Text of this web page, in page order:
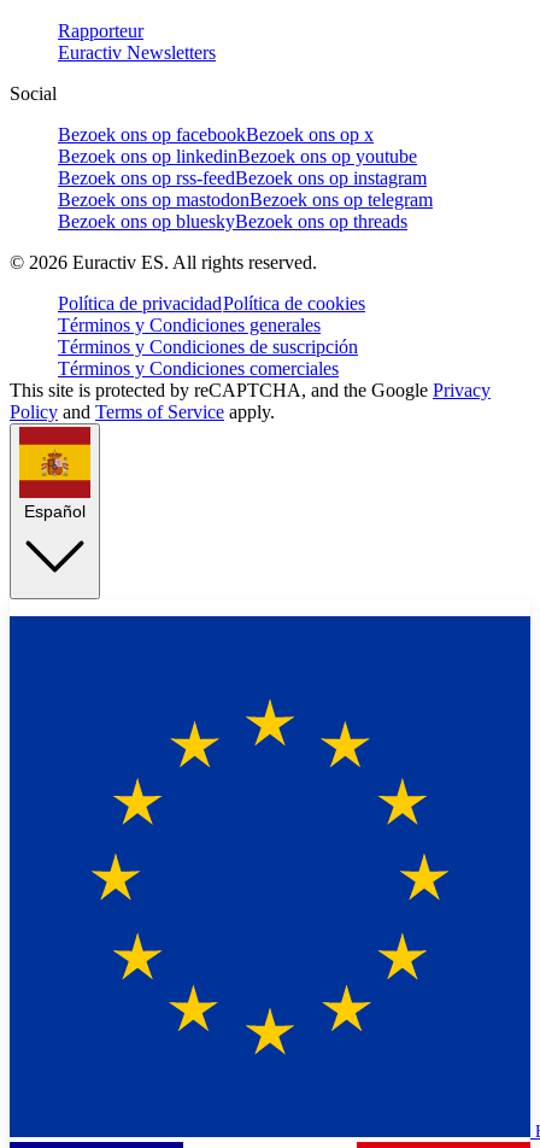
Rapporteur
Euractiv Newsletters
Social
Bezoek ons op facebookBezoek ons op x
Bezoek ons op linkedinBezoek ons op youtube
Bezoek ons op rss-feedBezoek ons op instagram
Bezoek ons op mastodonBezoek ons op telegram
Bezoek ons op blueskyBezoek ons op threads
© 2026 Euractiv ES. All rights reserved.
Política de privacidadPolítica de cookies
Términos y Condiciones generales
Términos y Condiciones de suscripción
Términos y Condiciones comerciales
This site is protected by reCAPTCHA, and the Google Privacy
Policy and Terms of Service apply.
Español